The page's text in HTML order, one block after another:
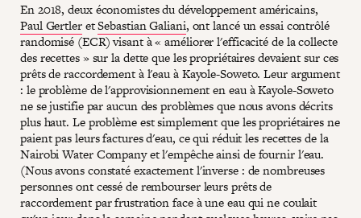
En 2018, deux économistes du développement américains,
Paul GertleretSebastian Galiani, ont lancé un essai contrôlé
randomisé (ECR) visant à « améliorer l'efficacité de la collecte
des recettes » sur la dette que les propriétaires devaient sur ces
prêts de raccordement à l'eau à Kayole-Soweto. Leur argument
: le problème de l'approvisionnement en eau à Kayole-Soweto
ne se justifie par aucun des problèmes que nous avons décrits
plus haut. Le problème est simplement que les propriétaires ne
paient pas leurs factures d'eau, ce qui réduit les recettes de la
Nairobi Water Company et l'empêche ainsi de fournir l'eau.
(Nous avons constaté exactement l'inverse : de nombreuses
personnes ont cessé de rembourser leurs prêts de
raccordement par frustration face à une eau qui ne coulait